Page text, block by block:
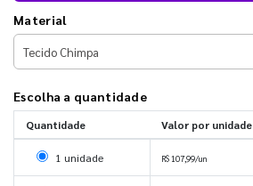
Material
Escolha a quantidade
Quantidade Valor por unidade
Selecionar 1 unidade
1 unidade R$ 107,99/un